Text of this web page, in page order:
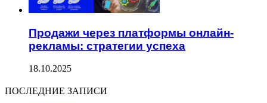
Продажи через платформы онлайн-
рекламы: стратегии успеха
18.10.2025
ПОСЛЕДНИЕ ЗАПИСИ